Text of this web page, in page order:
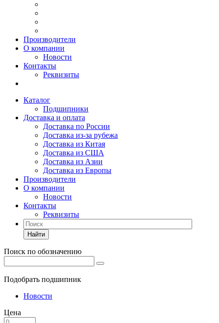
Производители
О компании
Новости
Контакты
Реквизиты
Каталог
Подшипники
Доставка и оплата
Доставка по России
Доставка из-за рубежа
Доставка из Китая
Доставка из США
Доставка из Азии
Доставка из Европы
Производители
О компании
Новости
Контакты
Реквизиты
Найти
Поиск по обозначению
Подобрать подшипник
Новости
Цена